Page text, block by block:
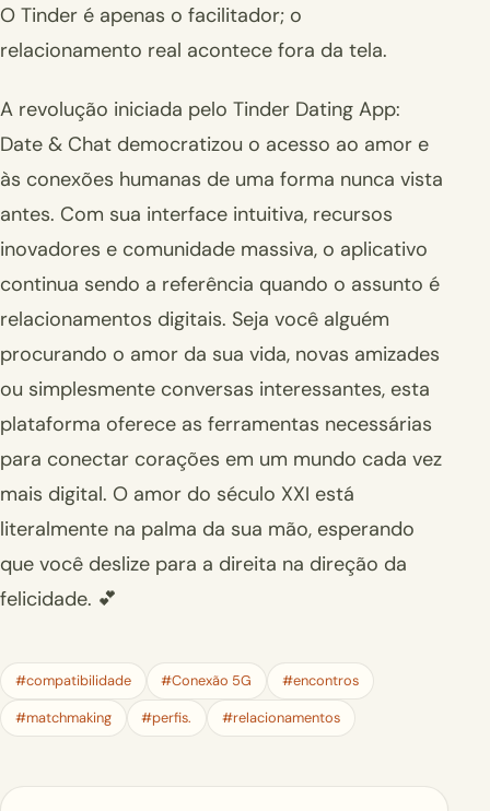
O Tinder é apenas o facilitador; o
relacionamento real acontece fora da tela.
A revolução iniciada pelo Tinder Dating App:
Date & Chat democratizou o acesso ao amor e
às conexões humanas de uma forma nunca vista
antes. Com sua interface intuitiva, recursos
inovadores e comunidade massiva, o aplicativo
continua sendo a referência quando o assunto é
relacionamentos digitais. Seja você alguém
procurando o amor da sua vida, novas amizades
ou simplesmente conversas interessantes, esta
plataforma oferece as ferramentas necessárias
para conectar corações em um mundo cada vez
mais digital. O amor do século XXI está
literalmente na palma da sua mão, esperando
que você deslize para a direita na direção da
felicidade. 💕
#compatibilidade #Conexão 5G #encontros
#matchmaking #perfis. #relacionamentos